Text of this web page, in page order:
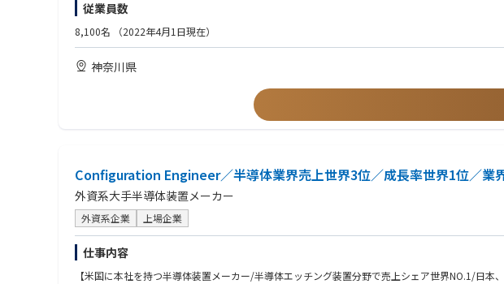
■幅広いキャリアパス
※本ポジションからのキャリアパスとなります※
より複雑な装置や顧客対応を担当
新装置のプロセス立ち上げや歩留まり改善、次世代技術開発サポート
4. テクニカルサポート／アプリケーションエンジニア
顧客からの技術問い合わせ対応、製品改善へのフィードバック
本社開発部門との橋渡し役
5. マネジメント職（チームリーダー → マネージャー）
顧客からの技術問い合わせ対応、製品改善へのフィードバック
本社開発部門との橋渡し役
6. 営業・カスタマーサクセス・コンサルティング
■語学スキルについて
英語の読み書きに抵抗がない方
（マニュアル理解、メール対応が中心。会話力は必須ではありません）
3～5名程度の少数精鋭チームで、担当する業務毎に活動します。入社時は、ある領域の担当、
てるリーダークラスへの成長を期待します。30代前半を中心とした比較的若い職場です。
投資規模、投資期間の長い半導体製造領域におけるキャパシティ戦略、設備投資戦略、委託戦
※本求人はジェネラル・エンプロイメント・コントラクト社員での採用となるため 将来的に別
動きを感じることができる職場です。
【尚可】
・戦略実行にあたっての障害を克服できる交渉能力
・基本的な英語の読み書きができる
※社内決裁資料で日本語の資料を英語翻訳する機会があります
従業員数
8,100名 （2022年4月1日現在）
神奈川県
Configuration Engineer／半導体業界売上世界3位／成長率世界1位／業
外資系大手半導体装置メーカー
外資系企業 上場企業
仕事内容
【米国に本社を持つ半導体装置メーカー/半導体エッチング装置分野で売上シェア世界NO.1/日